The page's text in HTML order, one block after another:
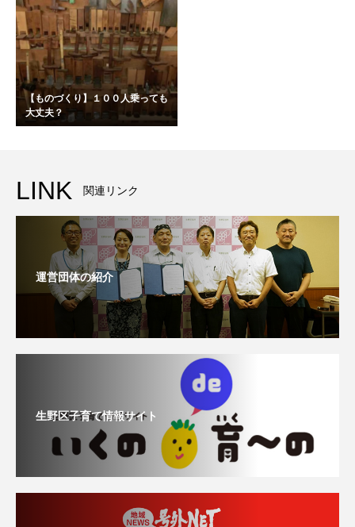
【ものづくり】１００人乗っても
大丈夫？
LINK 関連リンク
運営団体の紹介
生野区子育て情報サイト